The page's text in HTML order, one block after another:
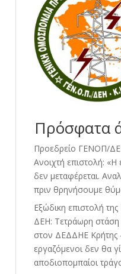
Πρόσφατα
Προεδρείο ΓΕΝΟΠ/
Ανοιχτή επιστολή: «Η
δεν μεταφέρεται.
πριν θρηνήσουμε
Εξώδικη επιστολή
ΔΕΗ: Τετράωρη στάση
στον ΔΕΔΔΗΕ Κρήτης
εργαζόμενοι δεν θα
αποδιοπομπαίοι